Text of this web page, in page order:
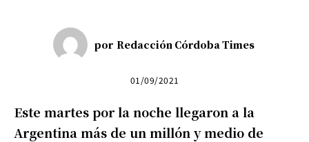
por Redacción Córdoba Times
01/09/2021
Este martes por la noche llegaron a la
Argentina más de un millón y medio de